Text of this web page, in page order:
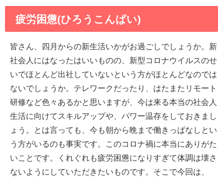
疲労困憊(ひろうこんぱい)
皆さん、四月からの新生活いかがお過ごしでしょうか。新
社会人にはなったはいいものの、新型コロナウイルスのせ
いでほとんど出社していないという方がほとんどなのでは
ないでしょうか。テレワークだったり、はたまたリモート
研修など色々あるかと思いますが、今は来る本当の社会人
生活に向けてスキルアップや、パワー温存をしておきまし
ょう。とは言っても、今も朝から晩まで働きっぱなしとい
う方がいるのも事実です。このコロナ禍に本当にありがた
いことです。くれぐれも疲労困憊になりすぎて体調は壊さ
ないようにしていただきたいものです。そこで今回は、